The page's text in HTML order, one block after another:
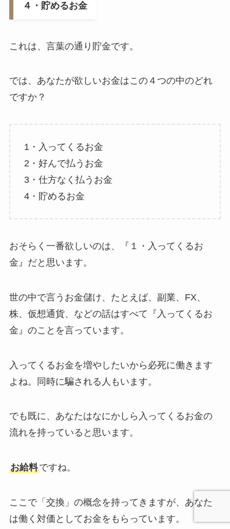
４・貯めるお金
これは、言葉の通り貯金です。
では、あなたが欲しいお金はこの４つの中のどれ
ですか？
1・入ってくるお金
2・好んで払うお金
3・仕方なく払うお金
4・貯めるお金
おそらく一番欲しいのは、『１・入ってくるお
金』だと思います。
世の中で言うお金儲け、たとえば、副業、FX、
株、仮想通貨、などの話はすべて『入ってくるお
金』のことを言っています。
入ってくるお金を増やしたいから必死に働きます
よね。同時に騙される人もいます。
でも既に、あなたはなにかしら入ってくるお金の
流れを持っていると思います。
お給料ですね。
ここで「交換」の概念を持ってきますが、あなた
は働く対価としてお金をもらっています。